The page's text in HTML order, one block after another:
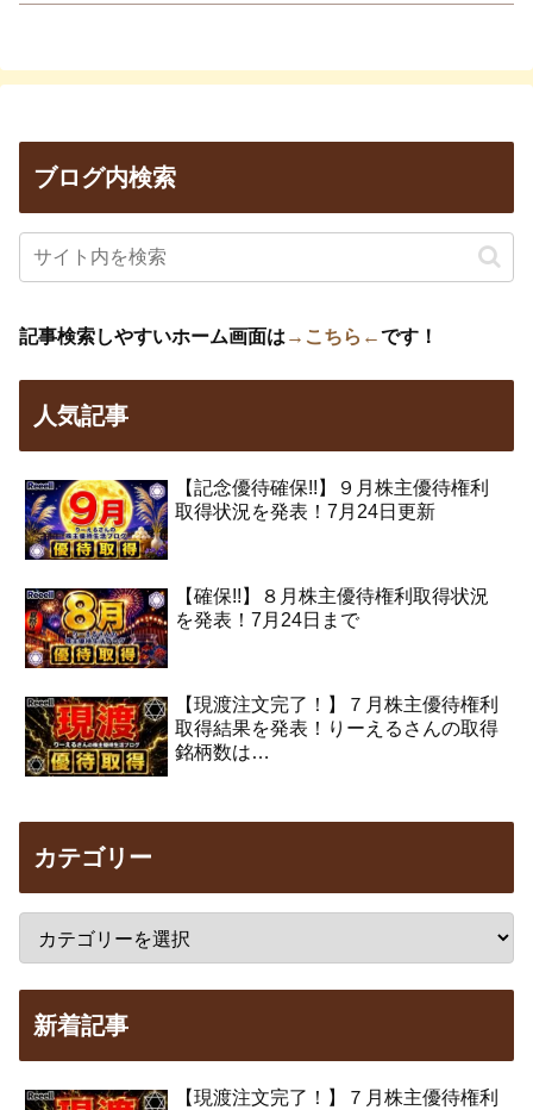
ブログ内検索
記事検索しやすいホーム画面は →こちら←です！
人気記事
【記念優待確保!!】９月株主優待権利
取得状況を発表！7月24日更新
【確保!!】８月株主優待権利取得状況
を発表！7月24日まで
【現渡注文完了！】７月株主優待権利
取得結果を発表！りーえるさんの取得
銘柄数は…
カテゴリー
新着記事
【現渡注文完了！】７月株主優待権利